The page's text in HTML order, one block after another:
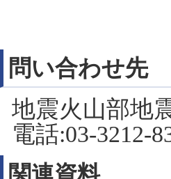
問い合わせ先
地震火山部地
電話:03-3212-
関連資料